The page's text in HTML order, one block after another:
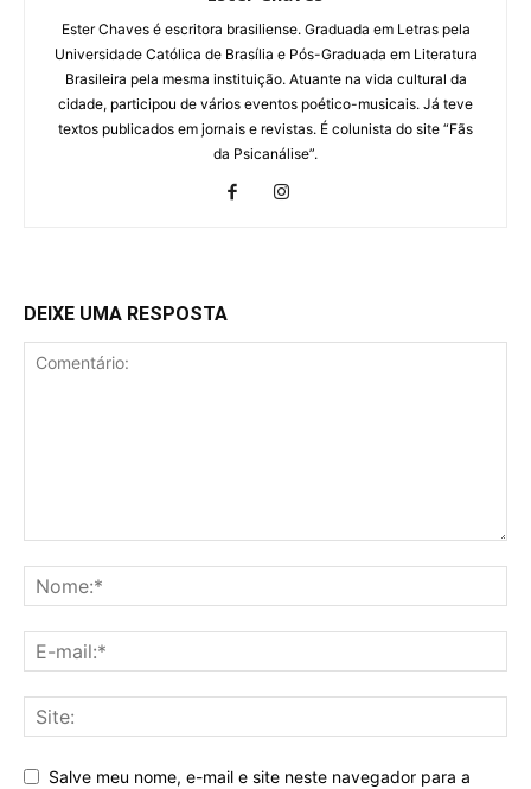
Ester Chaves é escritora brasiliense. Graduada em Letras pela
Universidade Católica de Brasília e Pós-Graduada em Literatura
Brasileira pela mesma instituição. Atuante na vida cultural da
cidade, participou de vários eventos poético-musicais. Já teve
textos publicados em jornais e revistas. É colunista do site “Fãs
da Psicanálise”.
DEIXE UMA RESPOSTA
Salve meu nome, e-mail e site neste navegador para a